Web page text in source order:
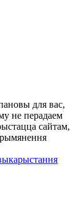
для вас,
не перадаем
сайтам,